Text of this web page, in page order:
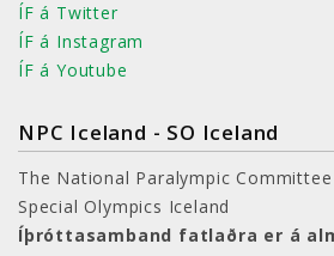
ÍF á Twitter
ÍF á Instagram
ÍF á Youtube
NPC Iceland - SO Iceland
The National Paralympic
Special Olympics Iceland
Íþróttasamband fatlaðra er á